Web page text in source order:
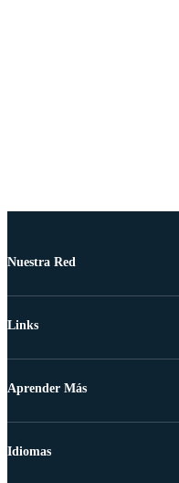
Nuestra Red
Links
Aprender Más
Idiomas